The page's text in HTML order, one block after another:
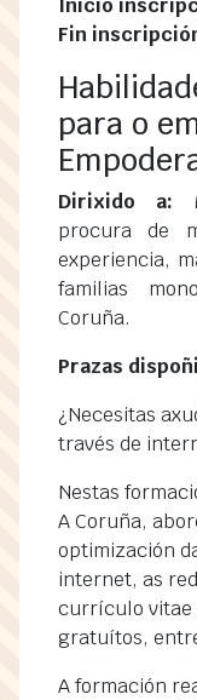
Inicio
Fin
para o
Dirixido a:
procura de
experiencia,
familias
Coruña.
Prazas
¿Necesitas
través de
Nestas
A Coruña,
optimización
internet, as
currículo vitae
gratuítos,
A formación